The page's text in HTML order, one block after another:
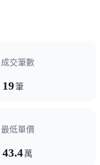
成交筆數
19筆
最低單價
43.4 萬